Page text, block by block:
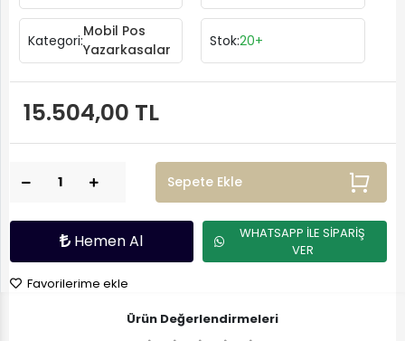
Kategori:
Mobil Pos
Yazarkasalar
Stok:20+
15.504,00 TL
Sepete Ekle
Hemen Al
WHATSAPP İLE SİPARİŞ
VER
Favorilerime ekle
Ürün Değerlendirmeleri